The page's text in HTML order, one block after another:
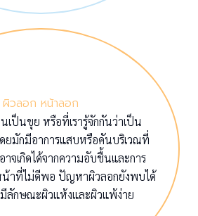
ผิวลอก หน้าลอก
ป็นขุย หรือที่เรารู้จักกันว่าเป็น
ยมักมีอาการแสบหรือคันบริเวณที่
จเกิดได้จากความอับชื้นและการ
าที่ไม่ดีพอ ปัญหาผิวลอกยังพบได้
ลักษณะผิวแห้งและผิวแพ้ง่าย